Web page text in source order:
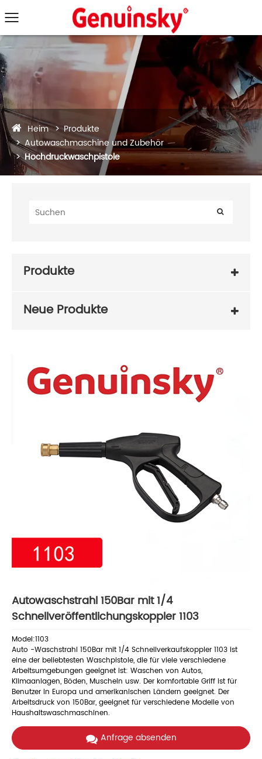
Heim
Produkte
Autowaschmaschine und Zubehör
Hochdruckwaschpistole
Produkte
Neue Produkte
Autowaschstrahl 150Bar mit 1/4
Schnellveröffentlichungskoppler 1103
Model:1103
Auto -Waschstrahl 150Bar mit 1/4 Schnellverkaufskoppler 1103 ist
eine der beliebtesten Waschpistole, die für viele verschiedene
Arbeitsumgebungen geeignet ist: Waschen von Autos,
Klimaanlagen, Böden, Muscheln usw. Der komfortable Griff ist für
Benutzer in Europa und amerikanischen Ländern geeignet. Der
Arbeitsdruck von 150Bar, geeignet für verschiedene Modelle von
Haushaltswaschmaschinen.
Anfrage absenden